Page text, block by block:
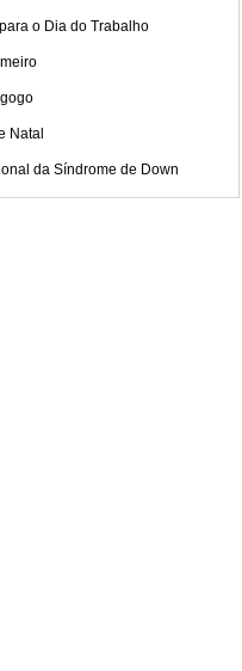
o Dia do Trabalho
Natal
da Síndrome de Down